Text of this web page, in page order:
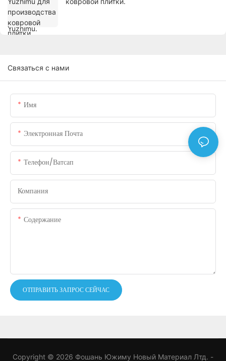
Связаться с нами
Имя
Электронная Почта
Телефон/ватсап
Компания
Содержание
ОТПРАВИТЬ ЗАПРОС СЕЙЧАС
Copyright © 2026 Фошань Южиму Новый Материал Лтд. -